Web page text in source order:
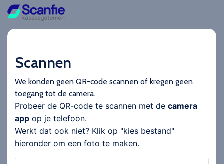
Scannen
We konden geen QR-code scannen of kregen geen
toegang tot de camera.
Probeer de QR-code te scannen met de camera
app op je telefoon.
Werkt dat ook niet? Klik op "kies bestand"
hieronder om een foto te maken.